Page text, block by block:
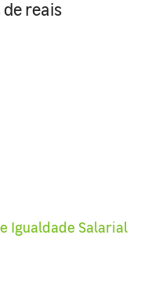
reais
Igualdade Salarial